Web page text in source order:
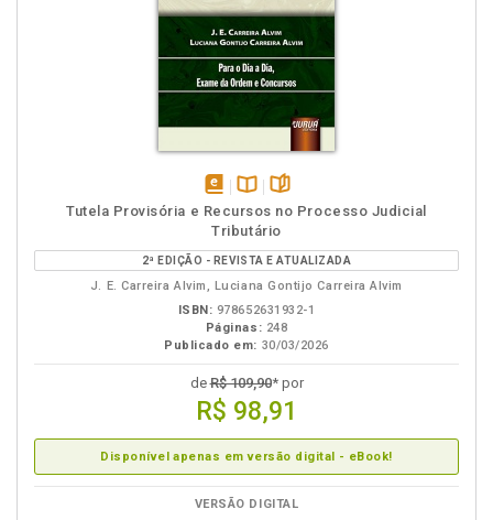
em
eBook
Disponível
na
B.V.
páginas
Tutela Provisória e Recursos no Processo Judicial
Tributário
2ª EDIÇÃO - REVISTA E ATUALIZADA
J. E. Carreira Alvim, Luciana Gontijo Carreira Alvim
ISBN: 978652631932-1
Páginas: 248
Publicado em: 30/03/2026
deR$ 109,90* por
R$ 98,91
Disponível apenas em versão digital - eBook!
VERSÃO DIGITAL